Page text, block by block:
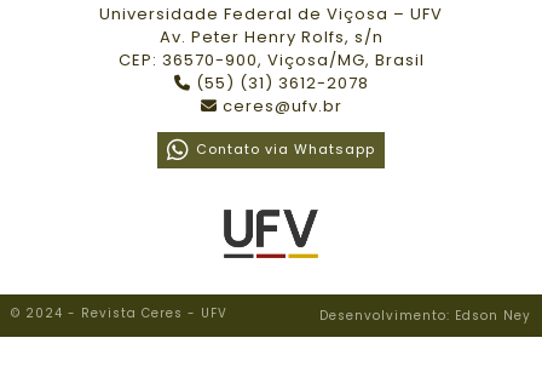
Universidade Federal de Viçosa – UFV
Av. Peter Henry Rolfs, s/n
CEP: 36570-900, Viçosa/MG, Brasil
(55) (31) 3612-2078
ceres@ufv.br
Contato via Whatsapp
© 2024 - Revista Ceres - UFV Desenvolvimento: